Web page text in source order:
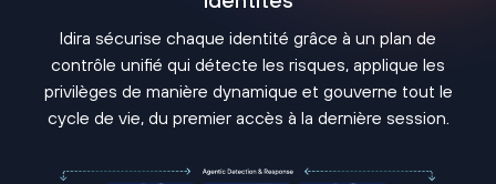
Idira sécurise chaque identité grâce à un plan de
contrôle unifié qui détecte les risques, applique les
privilèges de manière dynamique et gouverne tout le
cycle de vie, du premier accès à la dernière session.